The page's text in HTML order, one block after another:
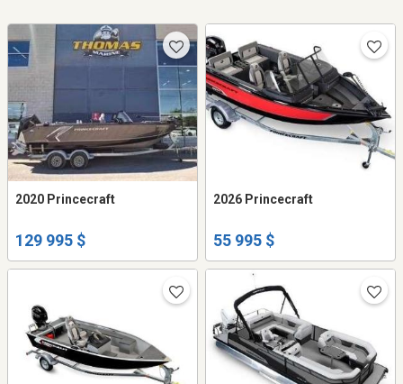
2020 Princecraft
129 995 $
2026 Princecraft
55 995 $